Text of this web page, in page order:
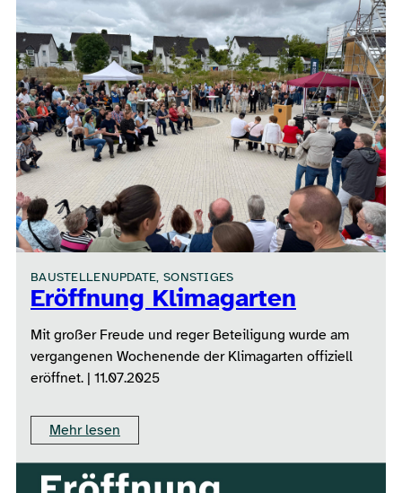
BAUSTELLENUPDATE, SONSTIGES
Eröffnung Klimagarten
Mit großer Freude und reger Beteiligung wurde am
vergangenen Wochenende der Klimagarten offiziell
eröffnet. | 11.07.2025
Mehr lesen